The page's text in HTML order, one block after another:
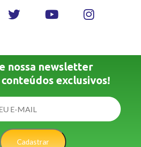
nossa newsletter
exclusivos!
Cadastrar